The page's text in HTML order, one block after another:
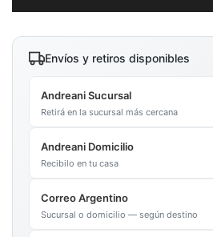
Envíos y retiros disponibles
Andreani Sucursal
Retirá en la sucursal más cercana
Andreani Domicilio
Recibilo en tu casa
Correo Argentino
Sucursal o domicilio — según destino